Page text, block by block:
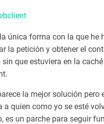
única forma con la que he
la petición y obtener el
sin que estuviera en la
la mejor solución pero
a quien como yo se esté
es un parche para seguir